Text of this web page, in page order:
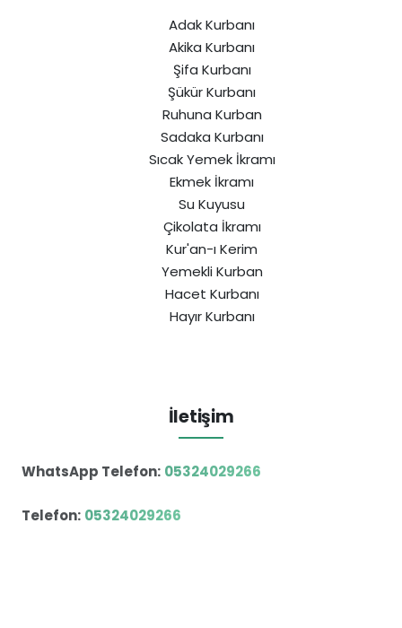
Adak Kurbanı
Akika Kurbanı
Şifa Kurbanı
Şükür Kurbanı
Ruhuna Kurban
Sadaka Kurbanı
Sıcak Yemek İkramı
Ekmek İkramı
Su Kuyusu
Çikolata İkramı
Kur'an-ı Kerim
Yemekli Kurban
Hacet Kurbanı
Hayır Kurbanı
İletişim
WhatsApp Telefon: 05324029266
Telefon: 05324029266